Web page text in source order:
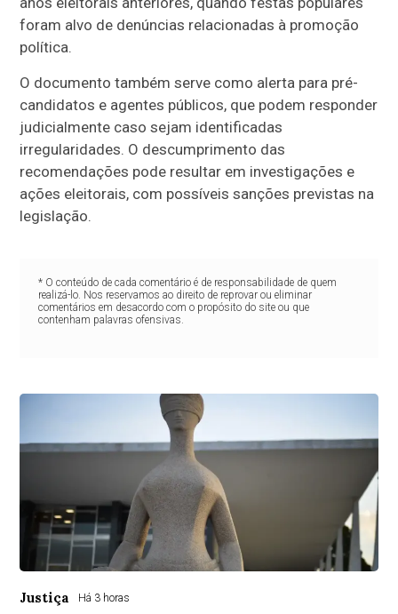
foram alvo de denúncias relacionadas à promoção
política.
O documento também serve como alerta para pré-
candidatos e agentes públicos, que podem responder
judicialmente caso sejam identificadas
irregularidades. O descumprimento das
recomendações pode resultar em investigações e
ações eleitorais, com possíveis sanções previstas na
legislação.
* O conteúdo de cada comentário é de responsabilidade de quem
realizá-lo. Nos reservamos ao direito de reprovar ou eliminar
comentários em desacordo com o propósito do site ou que
contenham palavras ofensivas.
Justiça Há 3 horas